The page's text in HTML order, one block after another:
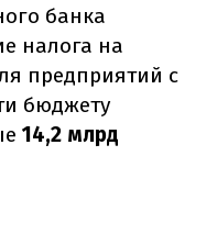
банка
налога на
предприятий с
бюджету
14,2 млрд